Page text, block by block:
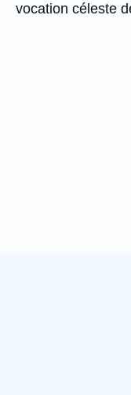
vocation céleste